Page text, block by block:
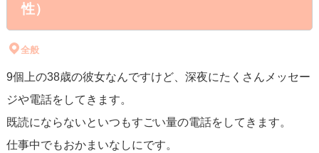
性）
全般
9個上の38歳の彼女なんですけど、深夜にたくさんメッセー
ジや電話をしてきます。
既読にならないといつもすごい量の電話をしてきます。
仕事中でもおかまいなしにです。